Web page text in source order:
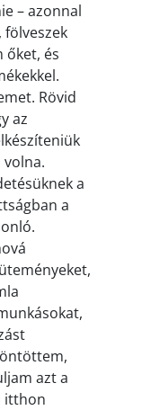
– azonnal
őket, és
Rövid
az
a
a
azt a
itthon